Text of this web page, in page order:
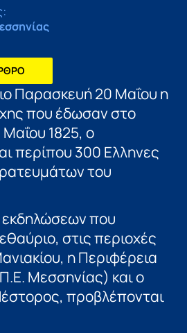
Παρασκευή 20 Μαΐου η
που έδωσαν στο
Μαΐου 1825, ο
περίπου 300 Ελληνες
του
εκδηλώσεων που
στις περιοχές
η Περιφέρεια
Μεσσηνίας) και ο
προβλέπονται